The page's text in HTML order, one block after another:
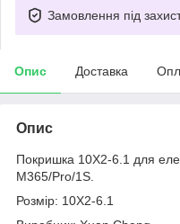
Замовлення під
Опис Доставка
Опис
Покришка 10X2-6.1 для
M365/Pro/1S.
Розмір: 10X2-6.1